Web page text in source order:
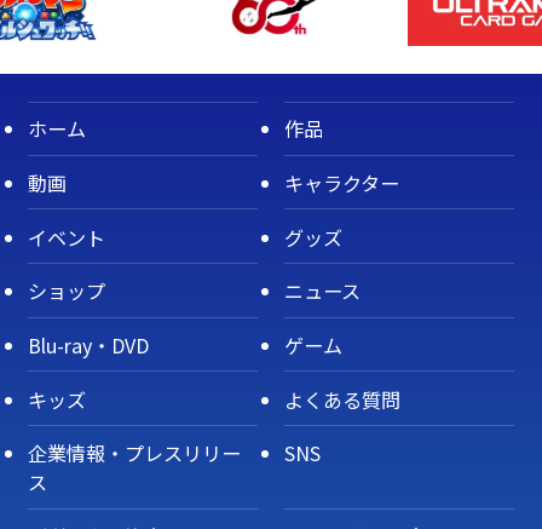
ホーム
作品
動画
キャラクター
イベント
グッズ
ショップ
ニュース
Blu-ray・DVD
ゲーム
キッズ
よくある質問
企業情報・プレスリリー
ス
SNS